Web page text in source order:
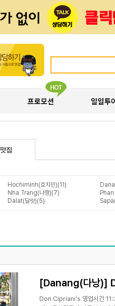
맛집
Hochiminh(호치민)(11)
Nha Trang(냐짱)(7)
Dalat(달랏)(5)
[Danang(다낭)]
Don Cipriani's 영업시간